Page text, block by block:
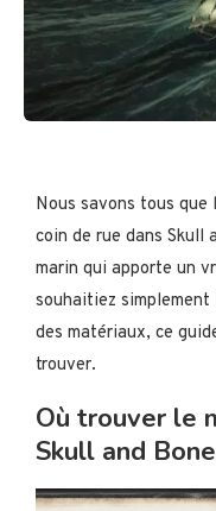
Nous savons tous que
coin de rue dans Skull
marin qui apporte un
souhaitiez
des matériaux, ce
trouver.
Où trouver le
Skull and